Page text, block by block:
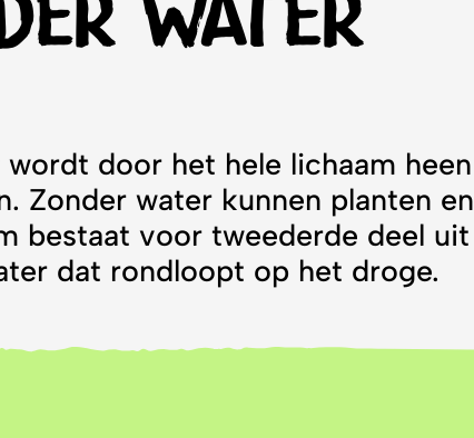
door het hele lichaam heen
Zonder water kunnen planten en
bestaat voor tweederde deel uit
dat rondloopt op het droge.